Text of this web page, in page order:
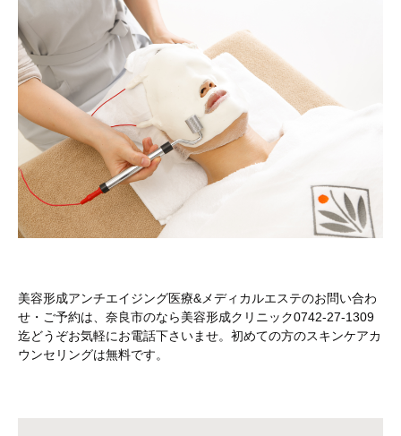
美容形成アンチエイジング医療&メディカルエステのお問い合わ
せ・ご予約は、奈良市のなら美容形成クリニック0742-27-1309
迄どうぞお気軽にお電話下さいませ。初めての方のスキンケアカ
ウンセリングは無料です。